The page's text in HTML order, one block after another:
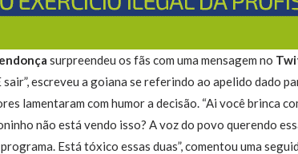
surpreendeu os fãs com uma mensagem no
sair”, escreveu a goiana se referindo ao apelido dado
lamentaram com humor a decisão. “Ai você brinca
não está vendo isso? A voz do povo querendo
Está tóxico essas duas”, comentou uma